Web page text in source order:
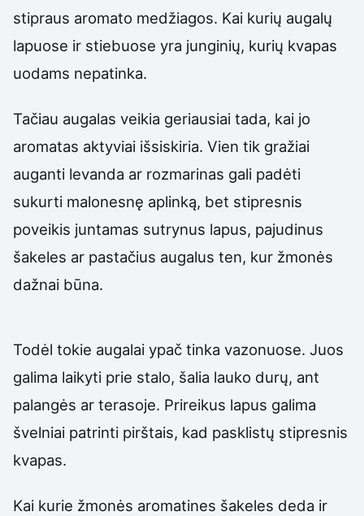
stipraus aromato medžiagos. Kai kurių augalų
lapuose ir stiebuose yra junginių, kurių kvapas
uodams nepatinka.
Tačiau augalas veikia geriausiai tada, kai jo
aromatas aktyviai išsiskiria. Vien tik gražiai
auganti levanda ar rozmarinas gali padėti
sukurti malonesnę aplinką, bet stipresnis
poveikis juntamas sutrynus lapus, pajudinus
šakeles ar pastačius augalus ten, kur žmonės
dažnai būna.
Todėl tokie augalai ypač tinka vazonuose. Juos
galima laikyti prie stalo, šalia lauko durų, ant
palangės ar terasoje. Prireikus lapus galima
švelniai patrinti pirštais, kad pasklistų stipresnis
kvapas.
Kai kurie žmonės aromatines šakeles deda ir